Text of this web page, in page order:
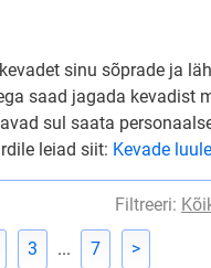
sinu sõprade ja
saad jagada kevadist
sul saata
leiad siit: Kevade
Filtreeri:
3 ... 7 >